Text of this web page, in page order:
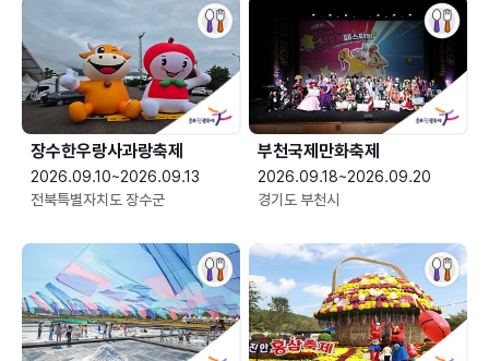
장수한우랑사과랑축제
2026.09.10~2026.09.13
전북특별자치도 장수군
부천국제만화축제
2026.09.18~2026.09.20
경기도 부천시